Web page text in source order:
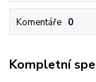
Komentáře 0
Kompletní